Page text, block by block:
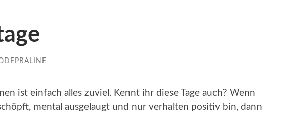
ist einfach alles zuviel. Kennt ihr diese Tage auch? Wenn
mental ausgelaugt und nur verhalten positiv bin, dann